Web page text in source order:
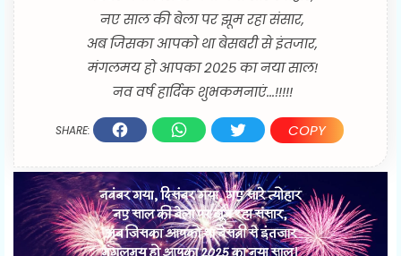
नए साल की बेला पर झूम रहा संसार,
अब जिसका आपको था बेसबरी से इंतजार,
मंगलमय हो आपका 2025 का नया साल!
नव वर्ष हार्दिक शुभकमनाएं...!!!!!
SHARE: COPY